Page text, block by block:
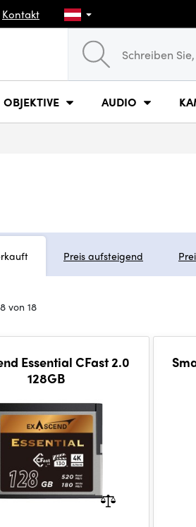
Kontakt
OBJEKTIVE AUDIO
Preis aufsteigend
von 18
Essential CFast 2.0
128GB